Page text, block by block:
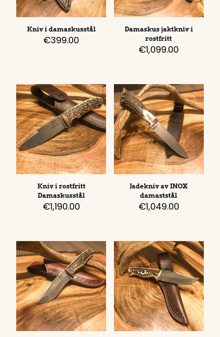
Kniv i damaskusstål
€399.00
Damaskus jaktkniv i
rostfritt
€1,099.00
Kniv i rostfritt
Damaskusstål
€1,190.00
Jadekniv av INOX
damaststål
€1,049.00